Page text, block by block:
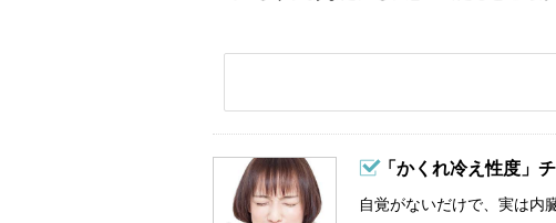
「かくれ冷え性度」
自覚がないだけで、実は内